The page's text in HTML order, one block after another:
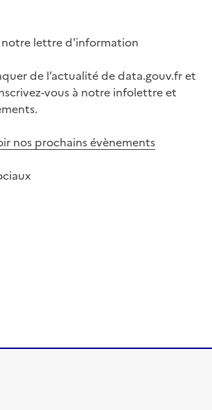
notre lettre d'information
de l’actualité de data.gouv.fr et
vous à notre infolettre et
nos prochains évènements